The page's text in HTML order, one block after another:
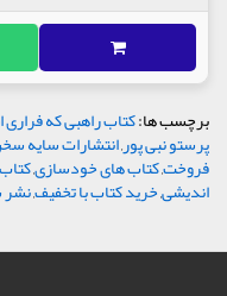
برچسب ها:کتاب راهبی که
پرستو نبی پور,انتشارات سایه
فروخت,کتاب های خودسازی,
اندیشی,خرید کتاب با تخفیف,